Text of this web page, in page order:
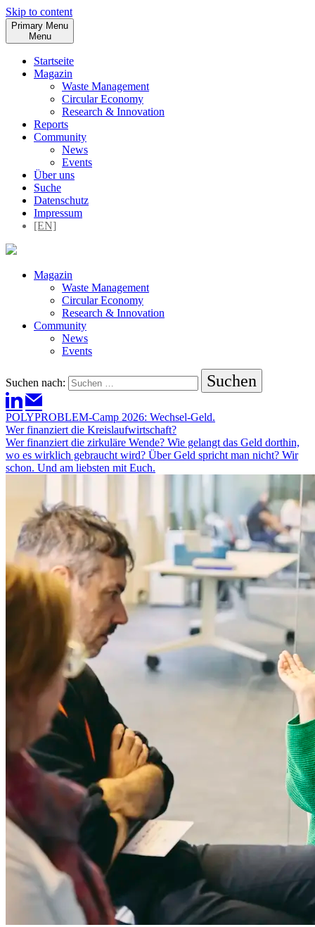
Skip to content
Primary Menu
Menu
Startseite
Magazin
Waste Management
Circular Economy
Research & Innovation
Reports
Community
News
Events
Über uns
Suche
Datenschutz
Impressum
[EN]
Magazin
Waste Management
Circular Economy
Research & Innovation
Community
News
Events
Suchen nach:
POLYPROBLEM-Camp 2026: Wechsel-Geld.
Wer finanziert die Kreislaufwirtschaft?
Wer finanziert die zirkuläre Wende? Wie gelangt das Geld dorthin,
wo es wirklich gebraucht wird? Über Geld spricht man nicht? Wir
schon. Und am liebsten mit Euch.